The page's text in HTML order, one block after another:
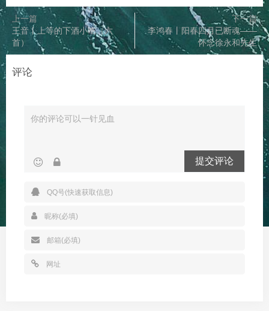
上一篇
王音丨上等的下酒小吃（六
首）
下一篇
李鸿春丨阳春四月已断魂——
怀念徐永和先生
评论
提交评论